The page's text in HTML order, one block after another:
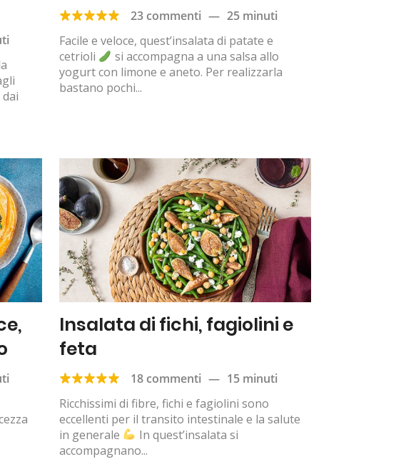
23 commenti — 25 minuti
Facile e veloce, quest’insalata di patate e
cetrioli
si accompagna a una salsa allo
yogurt con limone e aneto. Per realizzarla
bastano pochi...
Insalata di fichi, fagiolini e
feta
18 commenti — 15 minuti
Ricchissimi di fibre, fichi e fagiolini sono
eccellenti per il transito intestinale e la salute
in generale
In quest’insalata si
accompagnano...